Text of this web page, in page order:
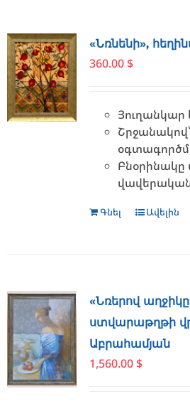
«Նռնենի»,
360.00 $
Յուղանկար
Բնօրինակը
Գնել Ավելին
«Նռերով
ստվարաթղթի
Աբրահամյան
1,560.00 $